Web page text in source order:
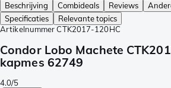
Beschrijving
Combideals Reviews
Specificaties
Relevante topics
Artikelnummer CTK2017-120HC
Condor Lobo Machete
kapmes 62749
4.0/5